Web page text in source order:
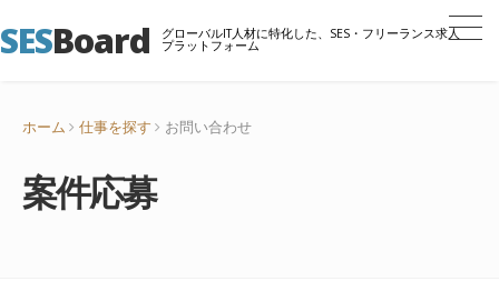
SESBoard グローバルIT人材に特化した、SES・フリーランス求人
プラットフォーム
ホーム 仕事を探す お問い合わせ
案件応募